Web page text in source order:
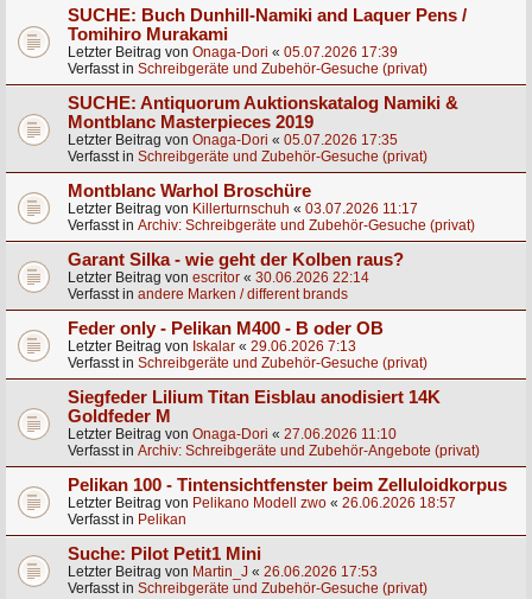
SUCHE: Buch Dunhill-Namiki and Laquer Pens /
Tomihiro Murakami
Letzter Beitrag von Onaga-Dori « 05.07.2026 17:39
Verfasst in Schreibgeräte und Zubehör-Gesuche (privat)
SUCHE: Antiquorum Auktionskatalog Namiki &
Montblanc Masterpieces 2019
Letzter Beitrag von Onaga-Dori « 05.07.2026 17:35
Verfasst in Schreibgeräte und Zubehör-Gesuche (privat)
Montblanc Warhol Broschüre
Letzter Beitrag von Killerturnschuh « 03.07.2026 11:17
Verfasst in Archiv: Schreibgeräte und Zubehör-Gesuche (privat)
Garant Silka - wie geht der Kolben raus?
Letzter Beitrag von escritor « 30.06.2026 22:14
Verfasst in andere Marken / different brands
Feder only - Pelikan M400 - B oder OB
Letzter Beitrag von Iskalar « 29.06.2026 7:13
Verfasst in Schreibgeräte und Zubehör-Gesuche (privat)
Siegfeder Lilium Titan Eisblau anodisiert 14K
Goldfeder M
Letzter Beitrag von Onaga-Dori « 27.06.2026 11:10
Verfasst in Archiv: Schreibgeräte und Zubehör-Angebote (privat)
Pelikan 100 - Tintensichtfenster beim Zelluloidkorpus
Letzter Beitrag von Pelikano Modell zwo « 26.06.2026 18:57
Verfasst in Pelikan
Suche: Pilot Petit1 Mini
Letzter Beitrag von Martin_J « 26.06.2026 17:53
Verfasst in Schreibgeräte und Zubehör-Gesuche (privat)